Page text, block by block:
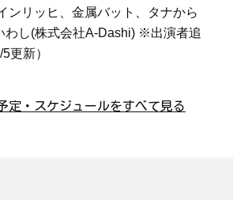
ンリッヒ、金属バット、タナから
わし(株式会社A-Dashi) ※出演者追
更新）
定・スケジュールをすべて見る